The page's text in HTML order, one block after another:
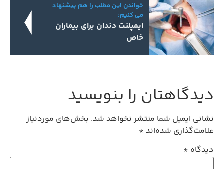
خواندن این مطلب را هم پیشنهاد
می کنیم:
ایمپلنت دندان برای بیماران
خاص
دیدگاهتان را بنویسید
نشانی ایمیل شما منتشر نخواهد شد.بخش‌های موردنیاز
علامت‌گذاری شده‌اند*
دیدگاه*